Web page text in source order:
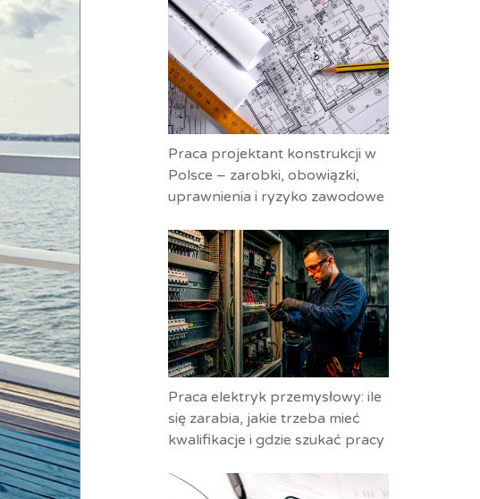
Praca projektant konstrukcji w
Polsce – zarobki, obowiązki,
uprawnienia i ryzyko zawodowe
Praca elektryk przemysłowy: ile
się zarabia, jakie trzeba mieć
kwalifikacje i gdzie szukać pracy